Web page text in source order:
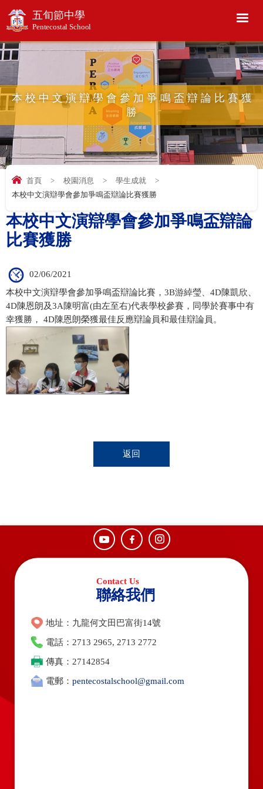
五旬節中學
Pentecostal School
本校中文演辯學會參加爭鳴盃辯論比賽獲
勝
首頁 > 校園消息 > 學生成就
>
本校中文演辯學會參加爭鳴盃辯論比賽獲勝
本校中文演辯學會參加爭鳴盃辯論
比賽獲勝
02/06/2021
本校中文演辯學會參加爭鳴盃辯論比賽，3B游綽瑩、4D陳凱欣、
4D陳恩朗及3A陳明富(由左至右)代表學校參賽，同學於賽事中有
幸獲勝， 4D陳恩朗榮獲最佳反應辯論員和最佳辯論員。
返回
聯絡我們
地址：九龍何文田巴富街14號
電話：2713 2965, 2713 2772
傳真：27142854
電郵： pentecostalschool@gmail.com